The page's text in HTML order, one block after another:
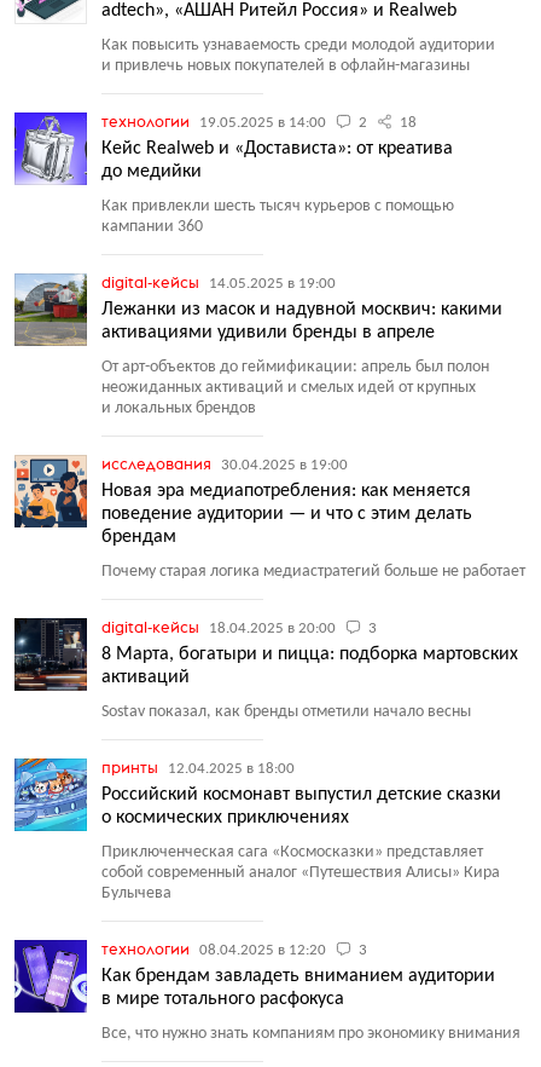
adtech», «АШАН Ритейл Россия» и Realweb
Как повысить узнаваемость среди молодой аудитории
и привлечь новых покупателей в офлайн-магазины
технологии 19.05.2025 в 14:00 2 18
Кейс Realweb и «Достависта»: от креатива
до медийки
Как привлекли шесть тысяч курьеров с помощью
кампании 360
digital-кейсы 14.05.2025 в 19:00
Лежанки из масок и надувной москвич: какими
активациями удивили бренды в апреле
От арт-объектов до геймификации: апрель был полон
неожиданных активаций и смелых идей от крупных
и локальных брендов
исследования 30.04.2025 в 19:00
Новая эра медиапотребления: как меняется
поведение аудитории — и что с этим делать
брендам
Почему старая логика медиастратегий больше не работает
digital-кейсы 18.04.2025 в 20:00 3
8 Марта, богатыри и пицца: подборка мартовских
активаций
Sostav показал, как бренды отметили начало весны
принты 12.04.2025 в 18:00
Российский космонавт выпустил детские сказки
о космических приключениях
Приключенческая сага «Космосказки» представляет
собой современный аналог «Путешествия Алисы» Кира
Булычева
технологии 08.04.2025 в 12:20 3
Как брендам завладеть вниманием аудитории
в мире тотального расфокуса
Все, что нужно знать компаниям про экономику внимания